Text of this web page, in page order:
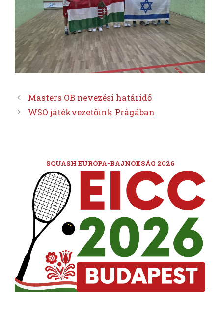
Masters OB nevezési határidő
WSO játékvezetőink Prágában
SQUASH EURÓPA-BAJNOKSÁG 2026